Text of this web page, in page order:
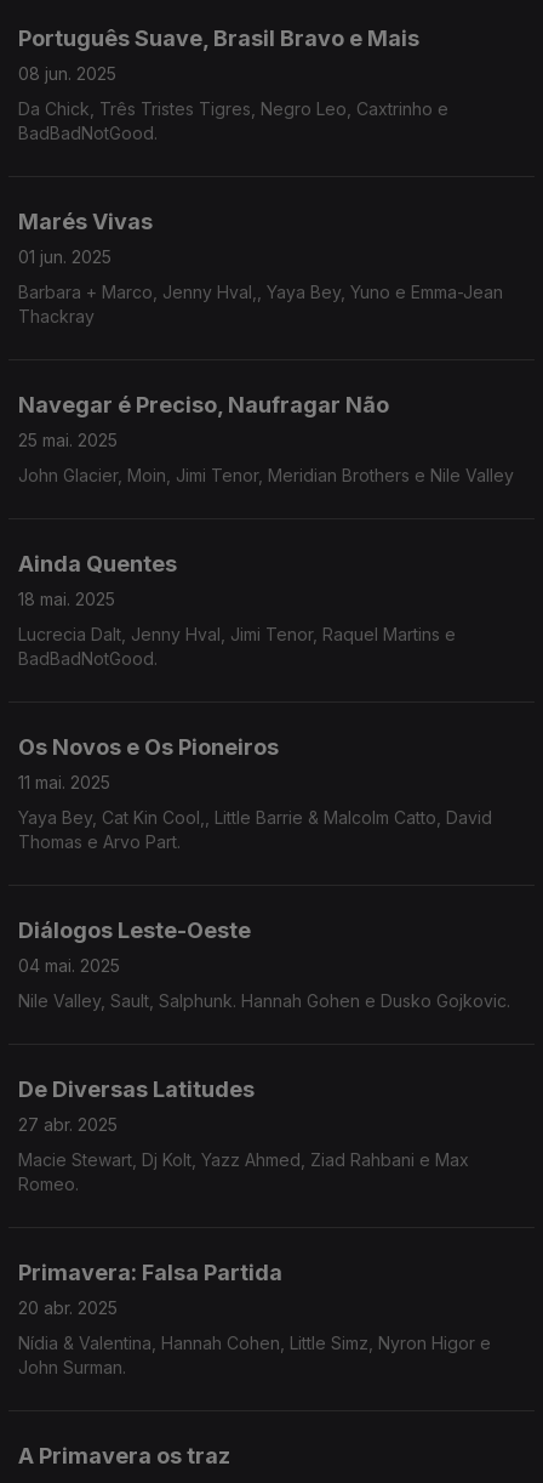
Português Suave, Brasil Bravo e Mais
08 jun. 2025
Da Chick, Três Tristes Tigres, Negro Leo, Caxtrinho e
BadBadNotGood.
Marés Vivas
01 jun. 2025
Barbara + Marco, Jenny Hval,, Yaya Bey, Yuno e Emma-Jean
Thackray
Navegar é Preciso, Naufragar Não
25 mai. 2025
John Glacier, Moin, Jimi Tenor, Meridian Brothers e Nile Valley
Ainda Quentes
18 mai. 2025
Lucrecia Dalt, Jenny Hval, Jimi Tenor, Raquel Martins e
BadBadNotGood.
Os Novos e Os Pioneiros
11 mai. 2025
Yaya Bey, Cat Kin Cool,, Little Barrie & Malcolm Catto, David
Thomas e Arvo Part.
Diálogos Leste-Oeste
04 mai. 2025
Nile Valley, Sault, Salphunk. Hannah Gohen e Dusko Gojkovic.
De Diversas Latitudes
27 abr. 2025
Macie Stewart, Dj Kolt, Yazz Ahmed, Ziad Rahbani e Max
Romeo.
Primavera: Falsa Partida
20 abr. 2025
Nídia & Valentina, Hannah Cohen, Little Simz, Nyron Higor e
John Surman.
A Primavera os traz